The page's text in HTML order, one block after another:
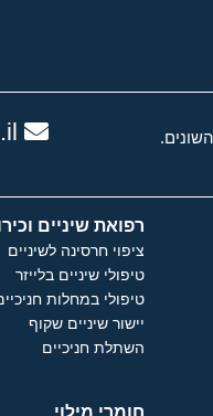
רפואת שיניים
ציפוי חרסינה לשיניים
טיפולי שיניים בלייזר
טיפולי במחלות
יישור שיניים שקוף
השתלת חניכיים